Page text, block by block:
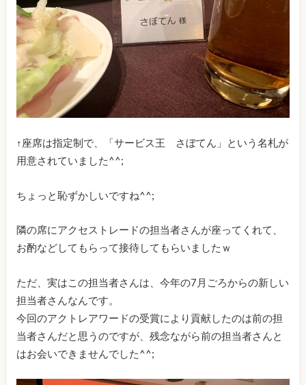
↑座席は指定制で、「サービス王 さぼてん」という名札が
用意されていました^^;
ちょっと恥ずかしいですね^^;
隣の席にアクセストレードの担当者さんが座ってくれて、
お酌などしてもらって接待してもらいましたｗ
ただ、実はこの担当者さんは、今年の7月ごろからの新しい
担当者さんなんです。
今回のアクトレアワードの受賞により貢献したのは前の担
当者さんだと思うのですが、残念ながら前の担当者さんと
はお会いできませんでした^^;